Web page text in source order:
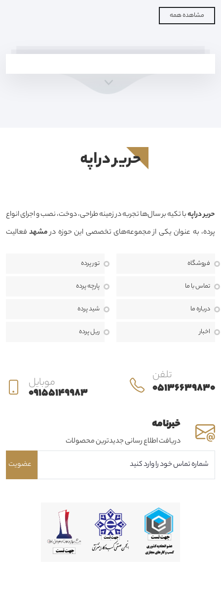
مشاهده همه
فروشگاه
تماس با ما
درباره ما
اخبار
تور پرده
پارچه پرده
شید پرده
ریل پرده
حرير دراپه
حرير دراپهبا تکیه بر سال‌ها تجربه در زمینه طراحی، دوخت، نصب و اجرای انواع
پرده، به عنوان یکی از مجموعه‌های تخصصی این حوزه درمشهد فعالیت
منزل، محل کار یا پروژه‌های تجاری برای مشتریان خود خلق کنیم.
انتخاب پرده تنها یک خرید ساده نیست، بلکه بخشی مهم از طراحی داخلی و
تا اندازه‌گیری، طراحی، دوخت، نصب و خدمات پس از فروش، در کنار مشتریان
خبرنامه
دریافت اطلاع رسانی جدیدترین محصولات
تلفن
05136639830 موبایل
09155149983
عضویت